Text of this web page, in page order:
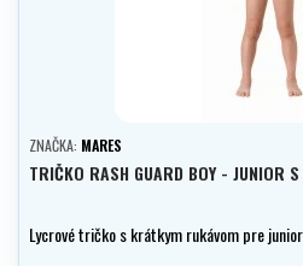
ZNAČKA: MARES
TRIČKO RASH GUARD BOY - JUNIOR
Lycrové tričko s krátkym rukávom pre